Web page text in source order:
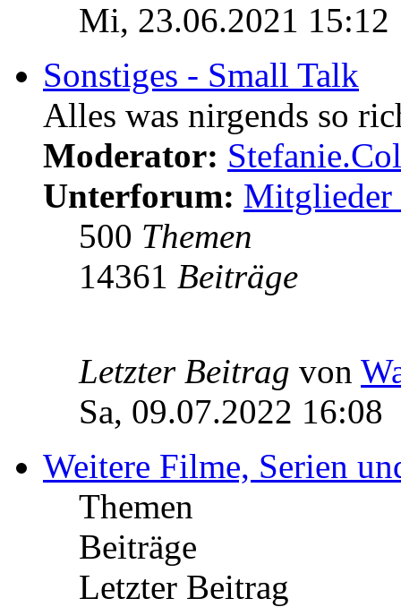
Mi, 23.06.2021 15:12
Sonstiges - Small Talk
Alles was nirgends so
Moderator:
Unterforum: Mitglieder
500 Themen
14361 Beiträge
Letzter Beitrag von
Sa, 09.07.2022 16:08
Weitere Filme, Serien
Themen
Beiträge
Letzter Beitrag